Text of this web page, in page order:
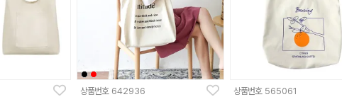
상품번호 642936 상품번호 565061